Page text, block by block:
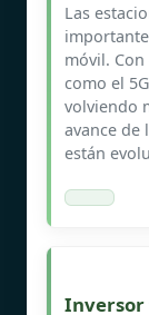
Las
móvil.
como el
volviendo
avance de
están
Inversor